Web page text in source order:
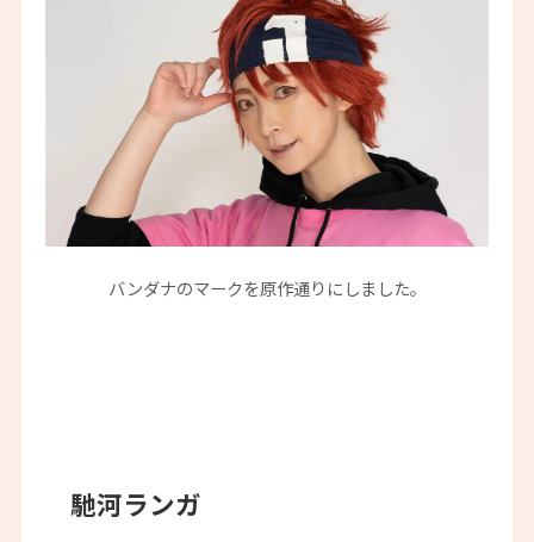
バンダナのマークを原作通りにしました。
馳河ランガ